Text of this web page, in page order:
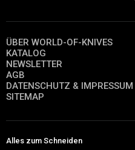
ÜBER WORLD-OF-KNIVES
KATALOG
NEWSLETTER
AGB
DATENSCHUTZ & IMPRESSUM
SITEMAP
Alles zum Schneiden